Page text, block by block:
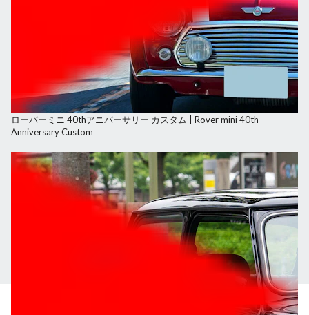
ローバーミニ 40thアニバーサリー カスタム | Rover mini 40th
Anniversary Custom